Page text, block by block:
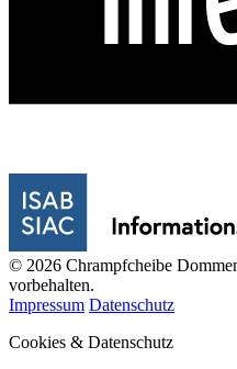
© 2026 Chrampfcheibe
vorbehalten.
Impressum Datenschutz
Cookies & Datenschutz